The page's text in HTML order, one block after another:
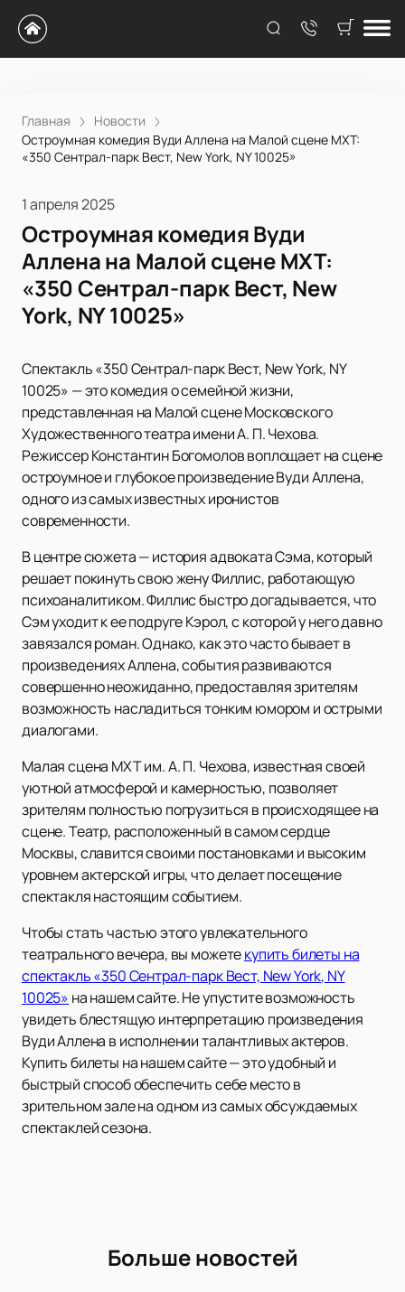
Главная
Новости
Остроумная комедия Вуди Аллена на Малой сцене МХТ:
«350 Сентрал-парк Вест, New York, NY 10025»
1 апреля 2025
Остроумная комедия Вуди
Аллена на Малой сцене МХТ:
«350 Сентрал-парк Вест, New
York, NY 10025»
Спектакль «350 Сентрал-парк Вест, New York, NY
10025» — это комедия о семейной жизни,
представленная на Малой сцене Московского
Художественного театра имени А. П. Чехова.
Режиссер Константин Богомолов воплощает на сцене
остроумное и глубокое произведение Вуди Аллена,
одного из самых известных иронистов
современности.
В центре сюжета — история адвоката Сэма, который
решает покинуть свою жену Филлис, работающую
психоаналитиком. Филлис быстро догадывается, что
Сэм уходит к ее подруге Кэрол, с которой у него давно
завязался роман. Однако, как это часто бывает в
произведениях Аллена, события развиваются
совершенно неожиданно, предоставляя зрителям
возможность насладиться тонким юмором и острыми
диалогами.
Малая сцена МХТ им. А. П. Чехова, известная своей
уютной атмосферой и камерностью, позволяет
зрителям полностью погрузиться в происходящее на
сцене. Театр, расположенный в самом сердце
Москвы, славится своими постановками и высоким
уровнем актерской игры, что делает посещение
спектакля настоящим событием.
Чтобы стать частью этого увлекательного
театрального вечера, вы можетекупить билеты на
спектакль «350 Сентрал-парк Вест, New York, NY
10025» на нашем сайте. Не упустите возможность
увидеть блестящую интерпретацию произведения
Вуди Аллена в исполнении талантливых актеров.
Купить билеты на нашем сайте — это удобный и
быстрый способ обеспечить себе место в
зрительном зале на одном из самых обсуждаемых
спектаклей сезона.
Больше новостей